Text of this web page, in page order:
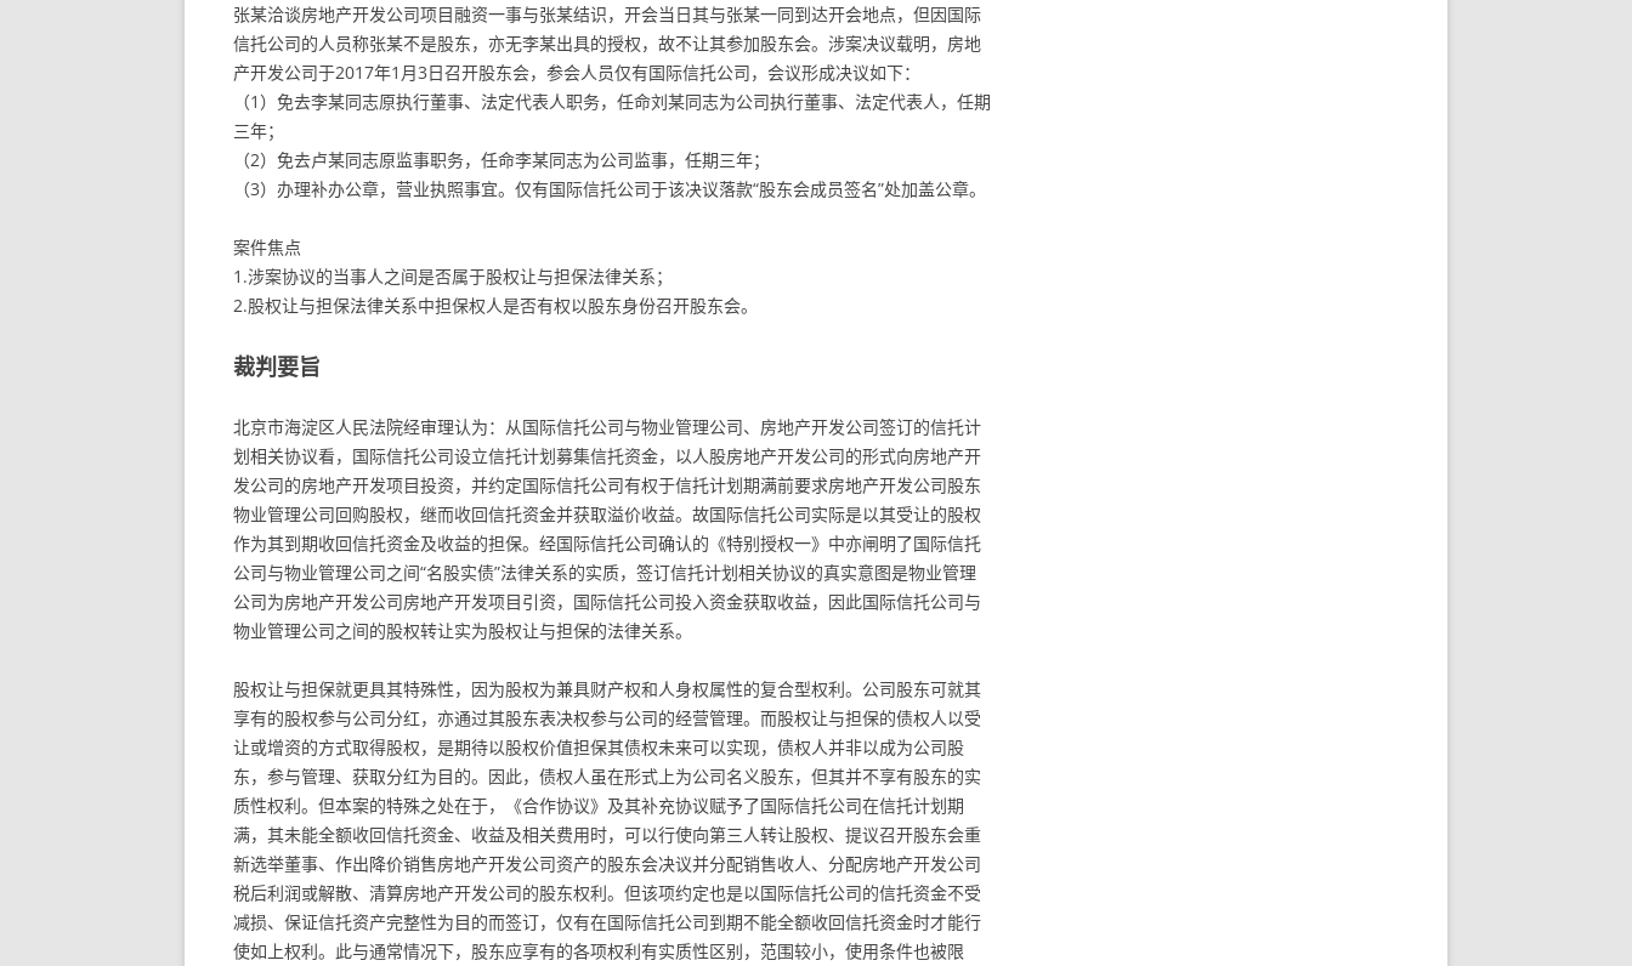
张某洽谈房地产开发公司项目融资一事与张某结识，开会当日其与张某一同到达开会地点，但因国际
信托公司的人员称张某不是股东，亦无李某出具的授权，故不让其参加股东会。涉案决议载明，房地
产开发公司于2017年1月3日召开股东会，参会人员仅有国际信托公司，会议形成决议如下：
（1）免去李某同志原执行董事、法定代表人职务，任命刘某同志为公司执行董事、法定代表人，任期
三年；
（2）免去卢某同志原监事职务，任命李某同志为公司监事，任期三年；
（3）办理补办公章，营业执照事宜。仅有国际信托公司于该决议落款“股东会成员签名”处加盖公章。
案件焦点
1.涉案协议的当事人之间是否属于股权让与担保法律关系；
2.股权让与担保法律关系中担保权人是否有权以股东身份召开股东会。
裁判要旨
北京市海淀区人民法院经审理认为：从国际信托公司与物业管理公司、房地产开发公司签订的信托计
划相关协议看，国际信托公司设立信托计划募集信托资金，以人股房地产开发公司的形式向房地产开
发公司的房地产开发项目投资，并约定国际信托公司有权于信托计划期满前要求房地产开发公司股东
物业管理公司回购股权，继而收回信托资金并获取溢价收益。故国际信托公司实际是以其受让的股权
作为其到期收回信托资金及收益的担保。经国际信托公司确认的《特别授权一》中亦闸明了国际信托
公司与物业管理公司之间“名股实债”法律关系的实质，签订信托计划相关协议的真实意图是物业管理
公司为房地产开发公司房地产开发项目引资，国际信托公司投入资金获取收益，因此国际信托公司与
物业管理公司之间的股权转让实为股权让与担保的法律关系。
股权让与担保就更具其特殊性，因为股权为兼具财产权和人身权属性的复合型权利。公司股东可就其
享有的股权参与公司分红，亦通过其股东表决权参与公司的经营管理。而股权让与担保的债权人以受
让或增资的方式取得股权，是期待以股权价值担保其债权未来可以实现，债权人并非以成为公司股
东，参与管理、获取分红为目的。因此，债权人虽在形式上为公司名义股东，但其并不享有股东的实
质性权利。但本案的特殊之处在于，《合作协议》及其补充协议赋予了国际信托公司在信托计划期
满，其未能全额收回信托资金、收益及相关费用时，可以行使向第三人转让股权、提议召开股东会重
新选举董事、作出降价销售房地产开发公司资产的股东会决议并分配销售收人、分配房地产开发公司
税后利润或解散、清算房地产开发公司的股东权利。但该项约定也是以国际信托公司的信托资金不受
减损、保证信托资产完整性为目的而签订，仅有在国际信托公司到期不能全额收回信托资金时才能行
使如上权利。此与通常情况下，股东应享有的各项权利有实质性区别，范围较小，使用条件也被限